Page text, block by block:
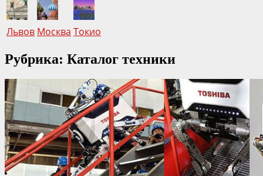
Львов Москва Токио
Рубрика: Каталог техники